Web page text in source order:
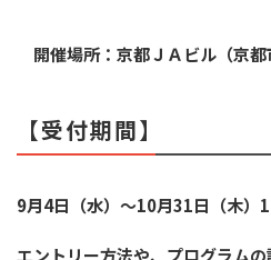
開催場所：京都ＪＡビル （京
【受付期間】
9月4日（水）～10月31日（木）
エントリー方法や、プログラム